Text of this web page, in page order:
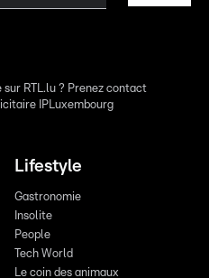
RTL.lu ? Prenez contact
IPLuxembourg
Lifestyle
Gastronomie
Insolite
People
Tech World
Le coin des animaux